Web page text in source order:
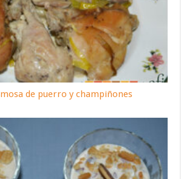
de puerro y champiñones